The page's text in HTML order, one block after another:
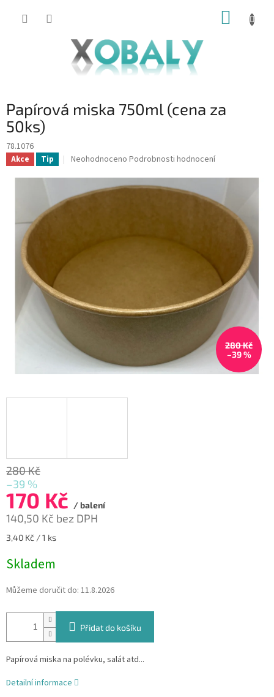
KOŠÍK
Papírová miska 750ml (cena za
50ks)
78.1076
Akce Tip
Průměrné
produktu
je
Neohodnoceno Podrobnosti hodnocení
280 Kč
–39 %
280 Kč
–39 %
170 Kč / balení
140,50 Kč bez DPH
Měrná
3,40 Kč / 1 ks
Skladem
Můžeme doručit do: 11.8.2026
Přidat do košíku
Papírová miska na polévku, salát atd...
Detailní informace